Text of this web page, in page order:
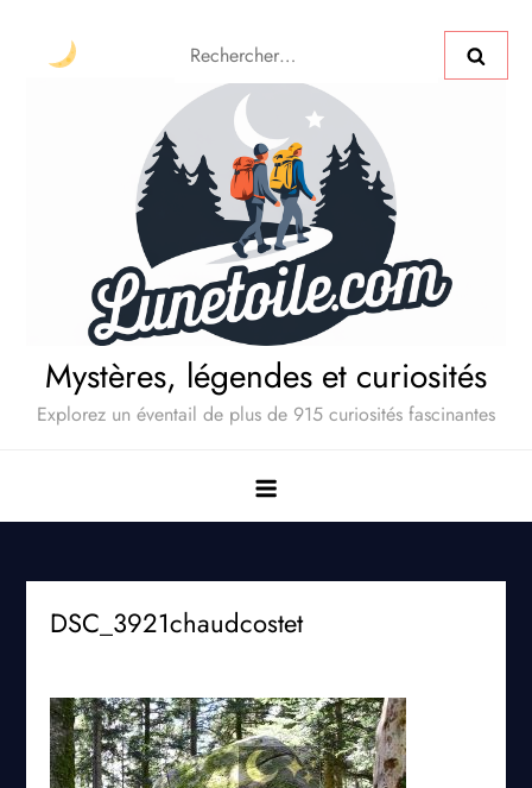
Mystères, légendes et curiosités
Explorez un éventail de plus de 915 curiosités fascinantes
DSC_3921chaudcostet